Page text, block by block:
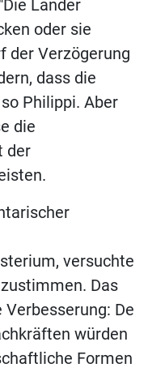
Länder
oder sie
der Verzögerung
dass die
Philippi. Aber
die
der
versuchte
Das
De
würden
Formen